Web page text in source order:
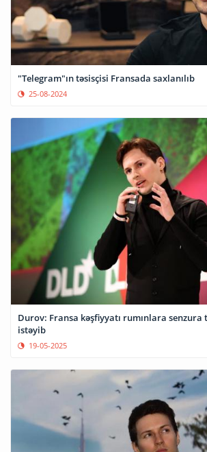
"Telegram"ın təsisçisi Fransada saxlanılıb
25-08-2024
Durov: Fransa kəşfiyyatı rumınlara
istəyib
19-05-2025